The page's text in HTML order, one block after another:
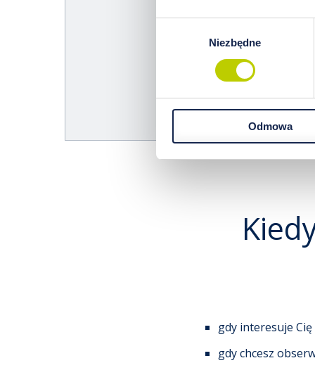
Niezbędne
Odmowa
gdy interesuje
gdy chcesz